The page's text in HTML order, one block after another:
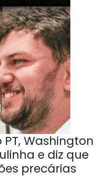
Washington
e diz que
precárias